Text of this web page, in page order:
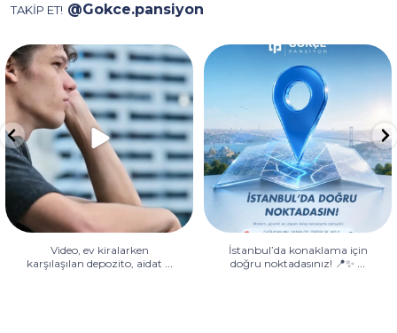
TAKİP ET! @Gokce.pansiyon
Video, ev kiralarken karşılaşılan
depozito, aidat...
Video, ev kiralarken
karşılaşılan depozito, aidat ...
İstanbul’da konaklama için
doğru noktadasınız! 📍✨...
İstanbul’da konaklama için
doğru noktadasınız! 📍✨ ...